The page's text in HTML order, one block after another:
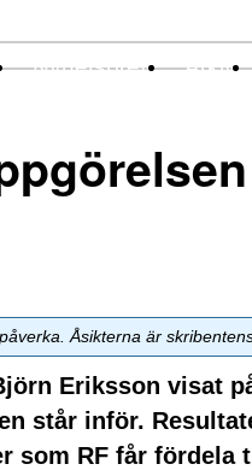
Nyhetsbrev Arkiv
Åsikterna är
Eriksson visat
står inför.
som RF får